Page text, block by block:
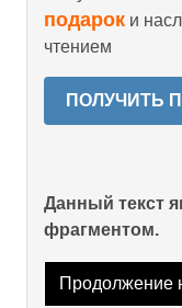
подарок и
чтением
ПОЛУЧИТЬ
Данный текст
фрагментом.
Продолжение